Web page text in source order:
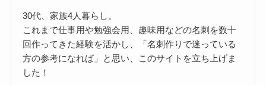
30代、家族4人暮らし。
これまで仕事用や勉強会用、趣味用などの名刺を数十
回作ってきた経験を活かし、「名刺作りで迷っている
方の参考になれば」と思い、このサイトを立ち上げま
した！